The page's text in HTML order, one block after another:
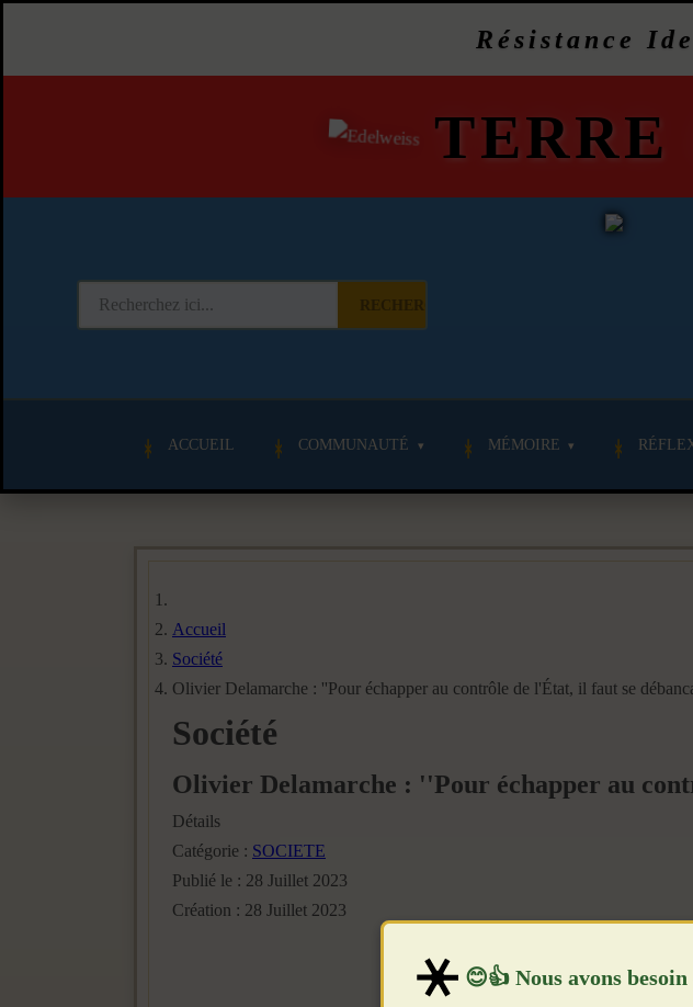
Résistance
TERRE
ACCUEIL COMMUNAUTÉ MÉMOIRE
Accueil
Société
Olivier Delamarche : ''Pour échapper au contrôle de l'État, il faut se
Société
Olivier Delamarche : ''Pour échapper au
Détails
Catégorie : SOCIETE
Publié le : 28 Juillet 2023
Création : 28 Juillet 2023